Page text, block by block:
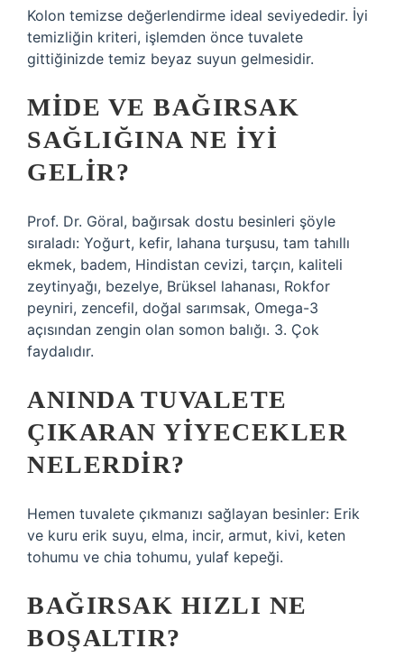
Kolon temizse değerlendirme ideal seviyededir. İyi
temizliğin kriteri, işlemden önce tuvalete
gittiğinizde temiz beyaz suyun gelmesidir.
MIDE VE BAĞIRSAK
SAĞLIĞINA NE IYI
GELIR?
Prof. Dr. Göral, bağırsak dostu besinleri şöyle
sıraladı: Yoğurt, kefir, lahana turşusu, tam tahıllı
ekmek, badem, Hindistan cevizi, tarçın, kaliteli
zeytinyağı, bezelye, Brüksel lahanası, Rokfor
peyniri, zencefil, doğal sarımsak, Omega-3
açısından zengin olan somon balığı. 3. Çok
faydalıdır.
ANINDA TUVALETE
ÇIKARAN YIYECEKLER
NELERDIR?
Hemen tuvalete çıkmanızı sağlayan besinler: Erik
ve kuru erik suyu, elma, incir, armut, kivi, keten
tohumu ve chia tohumu, yulaf kepeği.
BAĞIRSAK HIZLI NE
BOŞALTIR?